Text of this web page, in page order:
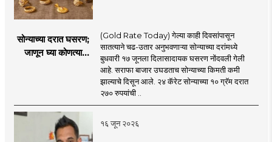
सोन्याच्या दरात घसरण;
जाणून घ्या कोणत्या
(Gold Rate Today) गेल्या काही दिवसांपासून
सातत्याने चढ-उतार अनुभवणाऱ्या सोन्याच्या दरांमध्ये
बुधवारी १७ जूनला दिलासादायक घसरण नोंदवली गेली
आहे. सराफा बाजार उघडताच सोन्याच्या किमती कमी
झाल्याचे दिसून आले. २४ कॅरेट सोन्याच्या १० ग्रॅम दरात
२७० रुपयांची ..
१६ जून २०२६